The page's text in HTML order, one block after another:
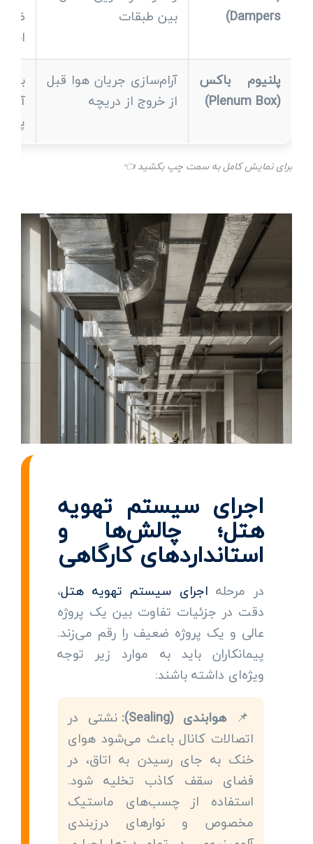
Dampers)
بین طبقات
ضد
پلنیوم باکس
(Plenum Box)
آرام‌سازی جریان هوا قبل
از خروج از دریچه
برای نمایش کامل به سمت چپ بکشید 👈
اجرای سیستم تهویه
هتل؛ چالش‌ها و
استانداردهای کارگاهی
در مرحله اجرای سیستم تهویه هتل،
دقت در جزئیات تفاوت بین یک پروژه
عالی و یک پروژه ضعیف را رقم می‌زند.
پیمانکاران باید به موارد زیر توجه
ویژه‌ای داشته باشند:
📌هوابندی (Sealing):
نشتی در
اتصالات کانال باعث می‌شود هوای
خنک به جای رسیدن به اتاق، در
فضای سقف کاذب تخلیه شود.
استفاده از چسب‌های ماستیک
مخصوص و نوارهای درزبندی